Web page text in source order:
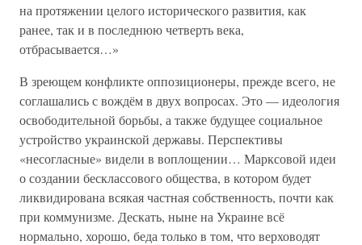
на протяжении целого исторического развития, как
ранее, так и в последнюю четверть века,
отбрасывается…»
В зреющем конфликте оппозиционеры, прежде всего, не
соглашались с вождём в двух вопросах. Это — идеология
освободительной борьбы, а также будущее социальное
устройство украинской державы. Перспективы
«несогласные» видели в воплощении… Марксовой идеи
о создании бесклассового общества, в котором будет
ликвидирована всякая частная собственность, почти как
при коммунизме. Дескать, ныне на Украине всё
нормально, хорошо, беда только в том, что верховодят